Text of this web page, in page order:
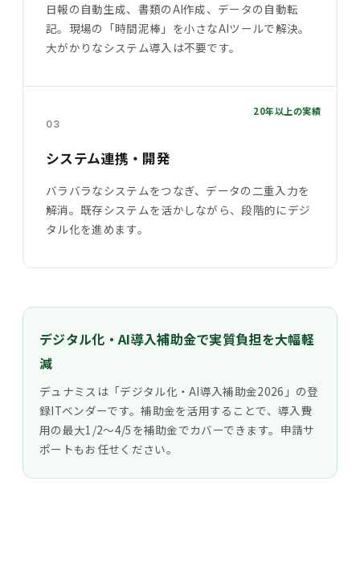
日報の自動生成、書類のAI作成、データの自動転
記。現場の「時間泥棒」を小さなAIツールで解決。
大がかりなシステム導入は不要です。
03
システム連携・開発
バラバラなシステムをつなぎ、データの二重入力を
解消。既存システムを活かしながら、段階的にデジ
タル化を進めます。
20年以上の実績
デジタル化・AI導入補助金で実質負担を大幅軽
減
デュナミスは「デジタル化・AI導入補助金2026」の登
録ITベンダーです。補助金を活用することで、導入費
用の最大1/2〜4/5を補助金でカバーできます。申請サ
ポートもお任せください。